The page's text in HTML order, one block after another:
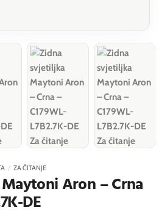
/ ZA ČITANJE
Aron – Crna
DE